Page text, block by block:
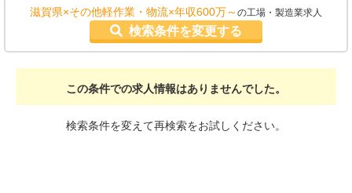
滋賀県×その他軽作業・物流×年収600万～ の工場・製造業求人
検索条件を変更する
この条件での求人情報はありませんでした。
検索条件を変えて再検索をお試しください。